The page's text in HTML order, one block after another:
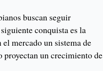
buscan seguir
conquista es la
mercado un sistema de
proyectan un crecimiento de